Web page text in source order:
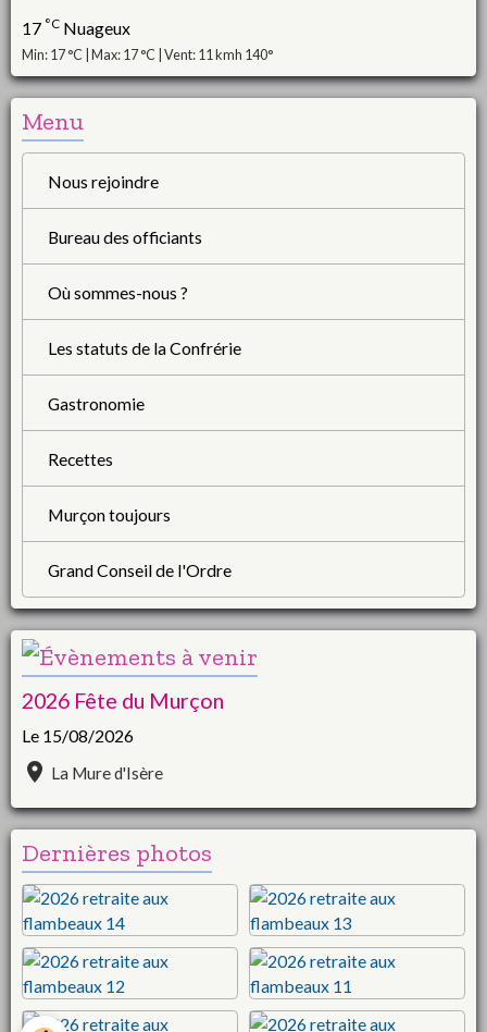
17 °C Nuageux
Min: 17 °C | Max: 17 °C | Vent: 11 kmh 140°
Menu
Nous rejoindre
Bureau des officiants
Où sommes-nous ?
Les statuts de la Confrérie
Gastronomie
Recettes
Murçon toujours
Grand Conseil de l'Ordre
2026 Fête du Murçon
Le 15/08/2026
La Mure d'Isère
Dernières photos